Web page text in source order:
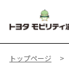
トップページ